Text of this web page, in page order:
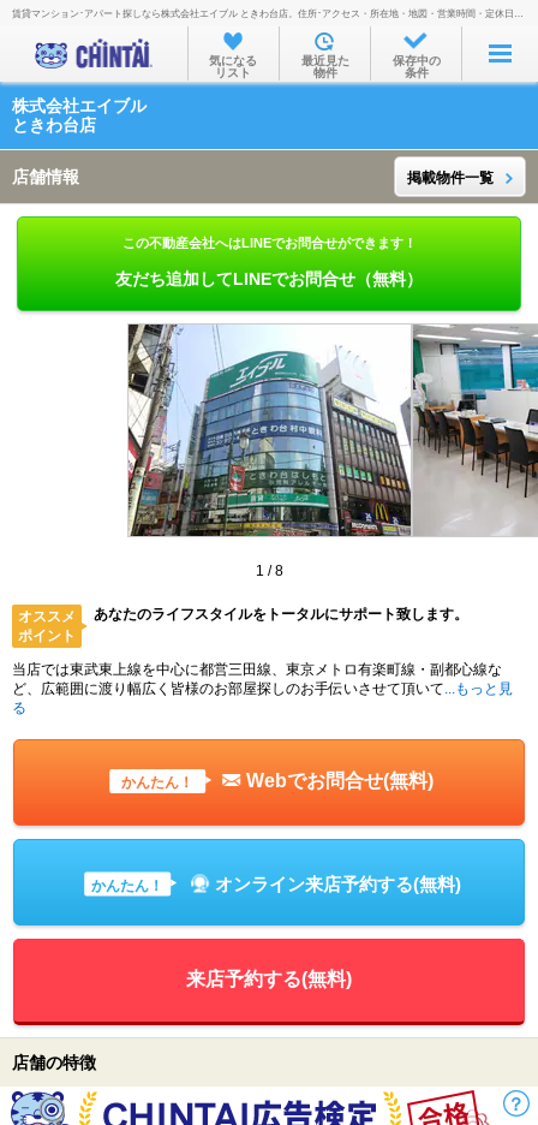
お部屋を探す
沿線・駅から
通勤通学時間から
物件特集から
TOP
賃貸マンション･アパート探しなら株式会社エイブル ときわ台店。住所･アクセス・所在地・地図・営業時間・定休日・電話番号などを掲載。
気になる
リスト
最近見た
物件
保存中の
条件
株式会社エイブル
ときわ台店
店舗情報 掲載物件一覧
この不動産会社へはLINEでお問合せができます！
友だち追加してLINEでお問合せ（無料）
1 /8
オススメ
ポイント
あなたのライフスタイルをトータルにサポート致します。
当店では東武東上線を中心に都営三田線、東京メトロ有楽町線・副都心線な
ど、広範囲に渡り幅広く皆様のお部屋探しのお手伝いさせて頂いて ...もっと見
る
かんたん！ Webでお問合せ(無料)
かんたん！ オンライン来店予約する(無料)
来店予約する(無料)
店舗の特徴